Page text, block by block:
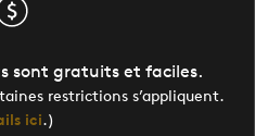
sont gratuits et faciles.
restrictions s’appliquent.
ici.)